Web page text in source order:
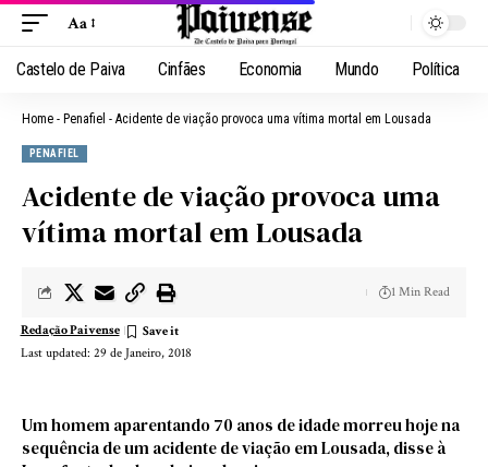
Aa
Castelo de Paiva Cinfães Economia Mundo Política
Home - Penafiel - Acidente de viação provoca uma vítima mortal em Lousada
PENAFIEL
Acidente de viação provoca uma
vítima mortal em Lousada
Last updated: 29 de Janeiro, 2018
Redação Paivense
1 Min Read
Um homem aparentando 70 anos de idade morreu hoje na
sequência de um acidente de viação em Lousada, disse à